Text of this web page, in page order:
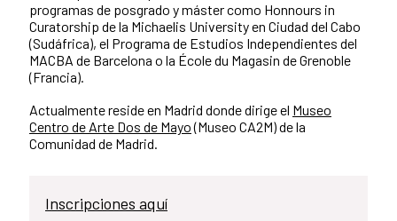
programas de posgrado y máster como Honnours in
Curatorship de la Michaelis University en Ciudad del Cabo
(Sudáfrica), el Programa de Estudios Independientes del
MACBA de Barcelona o la École du Magasin de Grenoble
(Francia).
Actualmente reside en Madrid donde dirige el Museo
Centro de Arte Dos de Mayo(Museo CA2M) de la
Comunidad de Madrid.
Inscripciones aquí